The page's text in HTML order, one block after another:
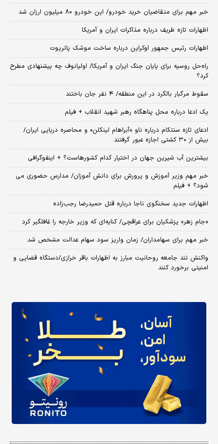
خبر مهم برای متقاضیان خرید خودرو/ این خودرو ۸۰ میلیون ارزان شد
اظهارات تازه ظریف درباره مذاکرات ایران و آمریکا
اظهارات رئیس جمهور اوکراین درباره ساخت موشک پاتریوت
راه‌حل روسیه برای پایان جنگ ایران و آمریکا/ اولیانوف چه پیشنهادی مطرح
کرد؟
سقوط مرگبار بالگرد در این منطقه/ ۴ نفر جان باختند
یک ادعا درباره محل پناهگاه‌ رهبر شهید انقلاب + فیلم
ادعای تازه سنتکام درباره ناو «آبراهام لینکلن» و محاصره دریایی ایران/
بیش از ۳۰ کشتی اجازه عبور گرفتند
بیشترین آب شیرین جهان در اختیار کدام کشورهاست؟ + اینفوگرافی
خبر مهم وزیر آموزش و پرورش برای دانش آموزان/ مدارس حضوری می
شود؟ + فیلم
اظهارات جدید سخنگوی ناجا درباره قتل حمیدرضا رجب‌زاده
«جام زهر» پزشکیان برای عراقچی/ کنایه‌ای که وزیر خارجه را غافلگیر کرد
خبر مهم برای سهامداران/ زمان واریز سود سهام عدالت مشخص شد
واکنش تند جامعه روحانیت مبارز به اظهارات باقر خرازی/دستگاه قضایی و
امنیتی برخورد کنند